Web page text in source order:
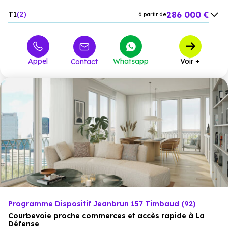
T1 2 à partir de286 000 €
à partir de 489 000 €
à partir de 636 000 €
Appel Contact Whatsapp Voir +
Programme Dispositif Jeanbrun 157 Timbaud (92)
Courbevoie proche commerces et accès rapide à La
Défense